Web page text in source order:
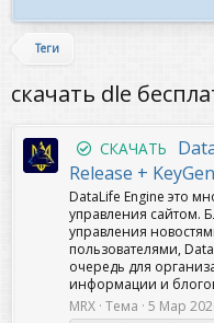
Теги
скачать dle
СКАЧАТЬ
Release + KeyGen
DataLife Engine это
управления сайтом.
управления
пользователями,
очередь для
информации и
MRX Тема 5 Мар